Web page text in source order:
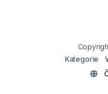
Kategorie